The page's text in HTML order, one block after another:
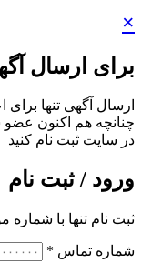
×
برای ارسال
ارسال آگهی تنها
چنانچه هم‌ اکنون
در سایت ثبت نام کنید
ورود / ثبت نام
ثبت نام تنها با شماره
شماره تماس *